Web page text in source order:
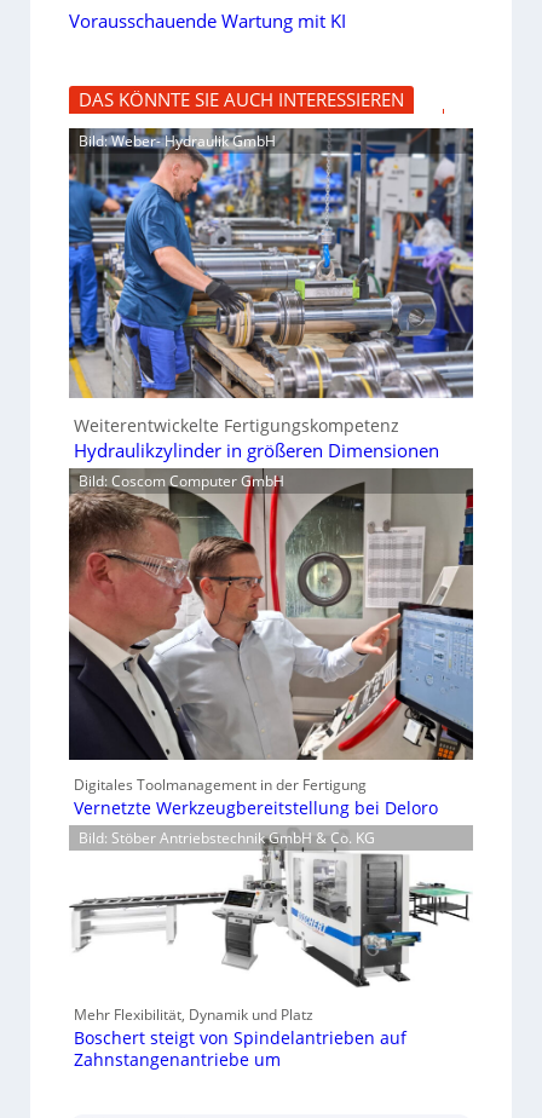
Vorausschauende Wartung mit KI
DAS KÖNNTE SIE AUCH INTERESSIEREN
Bild: Weber- Hydraulik GmbH
Weiterentwickelte Fertigungskompetenz
Hydraulikzylinder in größeren Dimensionen
Bild: Coscom Computer GmbH
Digitales Toolmanagement in der Fertigung
Vernetzte Werkzeugbereitstellung bei Deloro
Bild: Stöber Antriebstechnik GmbH & Co. KG
Mehr Flexibilität, Dynamik und Platz
Boschert steigt von Spindelantrieben auf
Zahnstangenantriebe um